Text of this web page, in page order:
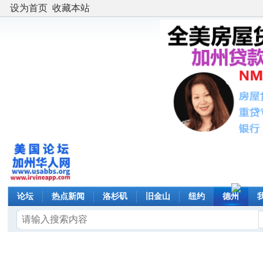
设为首页 收藏本站
论坛 热点新闻 洛杉矶 旧金山 纽约 德州